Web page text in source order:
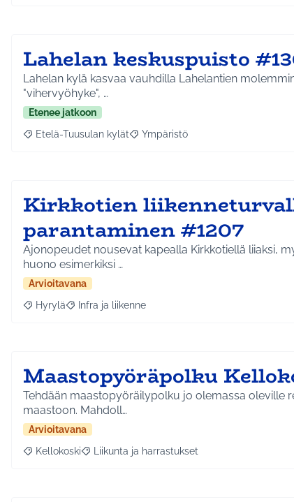
Lahelan keskuspuisto
Lahelan kylä kasvaa vauhdilla Lahelantien
"vihervyöhyke", …
Etenee jatkoon
Rajaa tulokset aihepiirin mukaan: Etelä-Tuusulan kylät
Etelä-Tuusulan kylät Rajaa tulokset teeman mukaan:
Ympäristö
Kirkkotien
parantaminen #1207
Ajonopeudet nousevat kapealla Kirkkotiellä liiaksi,
huono esimerkiksi …
Arvioitavana
Rajaa tulokset aihepiirin mukaan: Hyrylä
Hyrylä Rajaa tulokset teeman mukaan: Infra ja liikenne
Infra ja liikenne
Maastopyöräpolku
Tehdään maastopyöräilypolku jo olemassa oleville
maastoon. Mahdoll…
Arvioitavana
Rajaa tulokset aihepiirin mukaan: Kellokoski
Kellokoski Rajaa tulokset teeman mukaan: Liikunta ja
Liikunta ja harrastukset